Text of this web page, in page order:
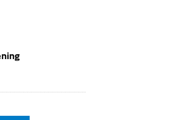
over en ga naar de datatabel
onderliggende